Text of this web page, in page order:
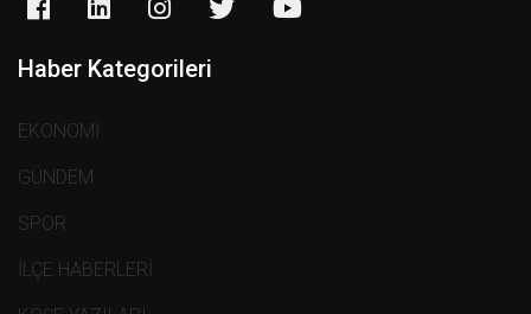
Haber Kategorileri
EKONOMİ
GÜNDEM
SPOR
İLÇE HABERLERİ